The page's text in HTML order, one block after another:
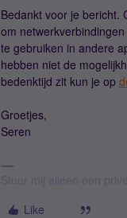
Bedankt voor je bericht.
om
te gebruiken in andere
hebben niet de
bedenktijd zit kun je op
Groetjes,
Seren
Like